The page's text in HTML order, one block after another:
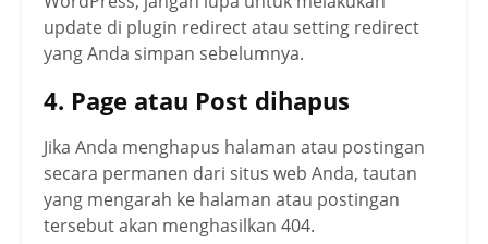
update di plugin redirect atau setting redirect
yang Anda simpan sebelumnya.
4. Page atau Post dihapus
Jika Anda menghapus halaman atau postingan
secara permanen dari situs web Anda, tautan
yang mengarah ke halaman atau postingan
tersebut akan menghasilkan 404.